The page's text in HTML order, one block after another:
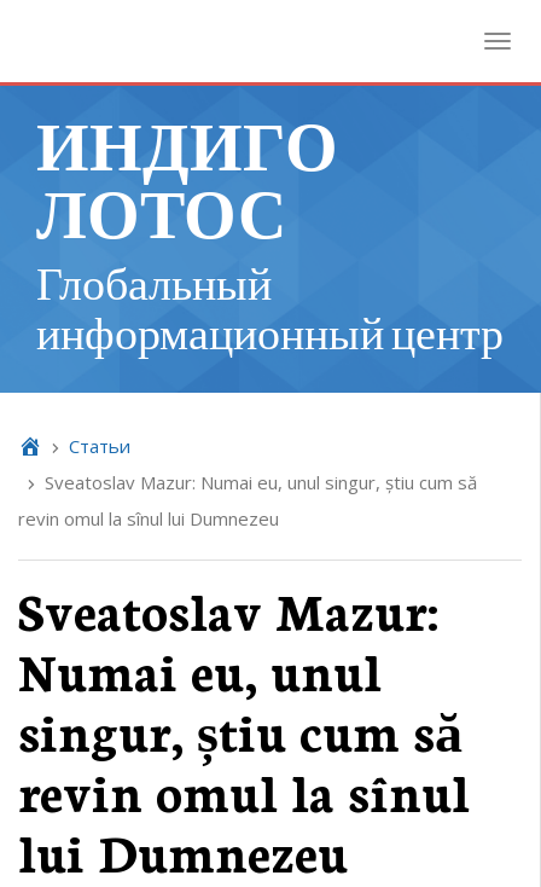
ИНДИГО
ЛОТОС
Глобальный
информационный центр
Cтатьи
Sveatoslav Mazur: Numai eu, unul singur, știu cum să
revin omul la sînul lui Dumnezeu
Sveatoslav Mazur:
Numai eu, unul
singur, știu cum să
revin omul la sînul
lui Dumnezeu